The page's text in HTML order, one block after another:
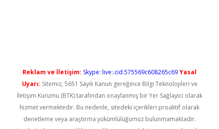
Reklam ve İletişim: Skype: live:.cid.575569c608265c69Yasal
Uyarı: Sitemiz, 5651 Sayılı Kanun gereğince Bilgi Teknolojileri ve
İletişim Kurumu (BTK) tarafından onaylanmış bir Yer Sağlayıcı olarak
hizmet vermektedir. Bu nedenle, sitedeki içerikleri proaktif olarak
denetleme veya araştırma yükümlülüğümüz bulunmamaktadır.